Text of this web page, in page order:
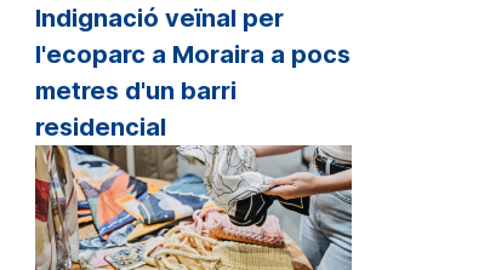
Indignació veïnal per
l'ecoparc a Moraira a pocs
metres d'un barri
residencial